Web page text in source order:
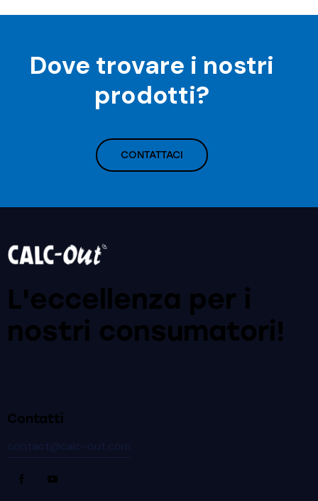
Dove trovare i nostri
prodotti?
CONTATTACI
L'eccellenza per i
nostri consumatori!
Contatti
contact@calc-out.com